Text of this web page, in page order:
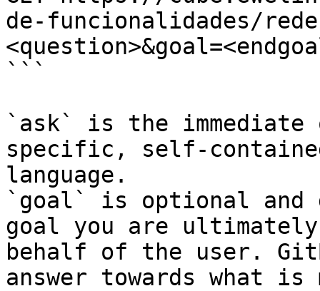
de-funcionalidades/
```
`ask` is the
specific, self-
language.
`goal` is optional and
goal you are
behalf of the user.
answer towards what